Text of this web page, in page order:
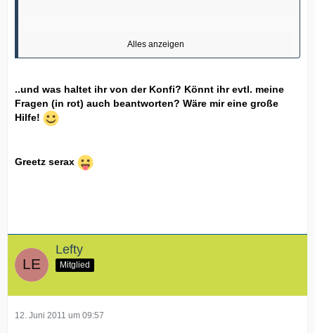
1 Jahr Abhol- und Reparatur-Hardware-Support mit Ihrem
No Accidental Damage Protection
kündigen?)
Frage an alle, die ein FULL-HD Display haben -> Braucht
Alles anzeigen
..und was haltet ihr von der Konfi? Könnt ihr evtl. meine
Fragen (in rot) auch beantworten? Wäre mir eine große
Hilfe!
Greetz serax
Lefty
Mitglied
12. Juni 2011 um 09:57